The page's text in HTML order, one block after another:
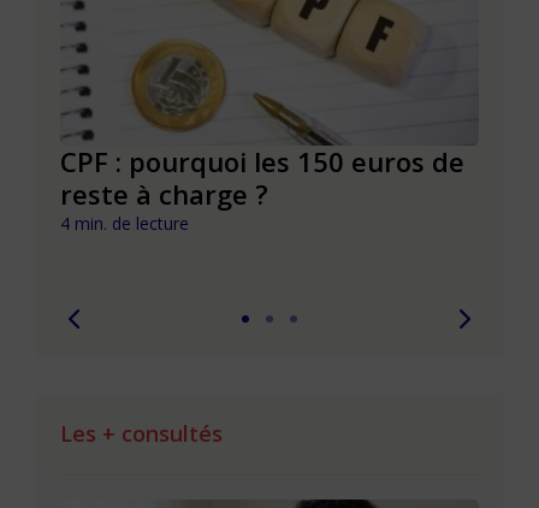
CPF : pourquoi les 150 euros de
reste à charge ?
4 min. de lecture
Les + consultés